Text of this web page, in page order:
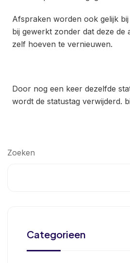
Afspraken worden ook gelijk
bij gewerkt zonder dat deze de
zelf hoeven te vernieuwen.
Door nog een keer dezelfde
wordt de statustag verwijderd.
Zoeken
Categorieen